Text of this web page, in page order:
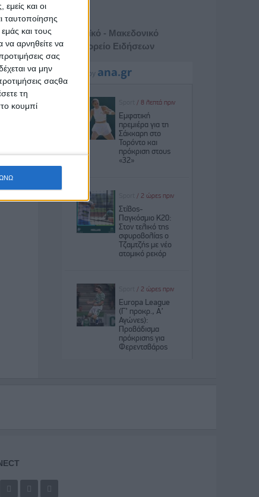
και οι
ταυτοποίησης
και τους
να αρνηθείτε να
σας
να μην
σαςθα
τη
κουμπί
Αθηναϊκό - Μακεδονικό
Πρακτορείο Ειδήσεων